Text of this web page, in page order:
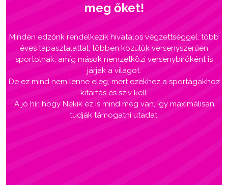
meg őket!
Minden edzőnk rendelkezik hivatalos végzettséggel, több
éves tapasztalattal, többen közülük versenyszerűen
sportolnak, amíg mások nemzetközi versenybíróként is
járják a világot.
De ez mind nem lenne elég, mert ezekhez a sportágakhoz
kitartás és szív kell.
A jó hír, hogy Nekik ez is mind meg van, így maximálisan
tudják támogatni utadat.